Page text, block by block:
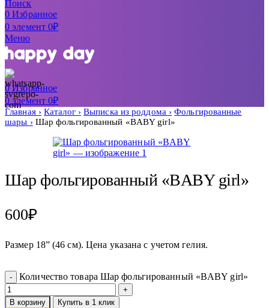
Поиск
0Избранное
0элемент 0₽
Меню
0Избранное
0элемент 0₽
Главная Каталог Выписка из роддома
Фольгированные
шары
Шар фольгированный «BABY girl»
Шар фольгированный «BABY girl»
600₽
Размер 18” (46 см). Цена указана с учетом гелия.
Количество товара Шар фольгированный «BABY girl»
В корзину Купить в 1 клик